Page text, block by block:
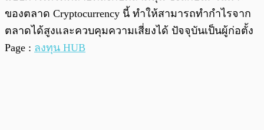
ของตลาด Cryptocurrency นี้ ทำให้สามารถทำกำไรจาก
ตลาดได้สูงและควบคุมความเสี่ยงได้ ปัจจุบันเป็นผู้ก่อตั้ง
Page : ลงทุน HUB